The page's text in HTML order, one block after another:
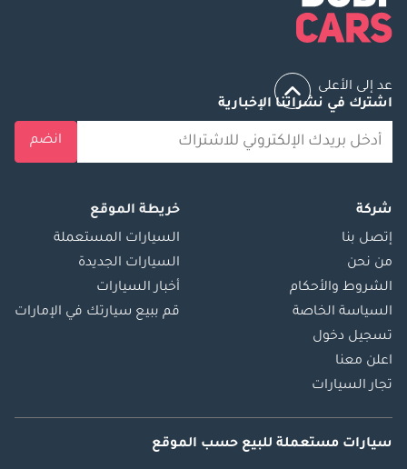
عد إلى الأعلى
اشترك في نشراتنا الإخبارية
انضم
شركة
إتصل بنا
من نحن
الشروط والأحكام
السياسة الخاصة
تسجيل دخول
اعلن معنا
تجار السيارات
خريطة الموقع
السيارات المستعملة
السيارات الجديدة
أخبار السيارات
قم ببيع سيارتك في الإمارات
سيارات مستعملة للبيع حسب الموقع